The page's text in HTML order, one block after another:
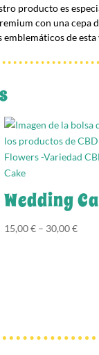
producto es
con una
de esta
Wedding
15,00€ – 30,00€